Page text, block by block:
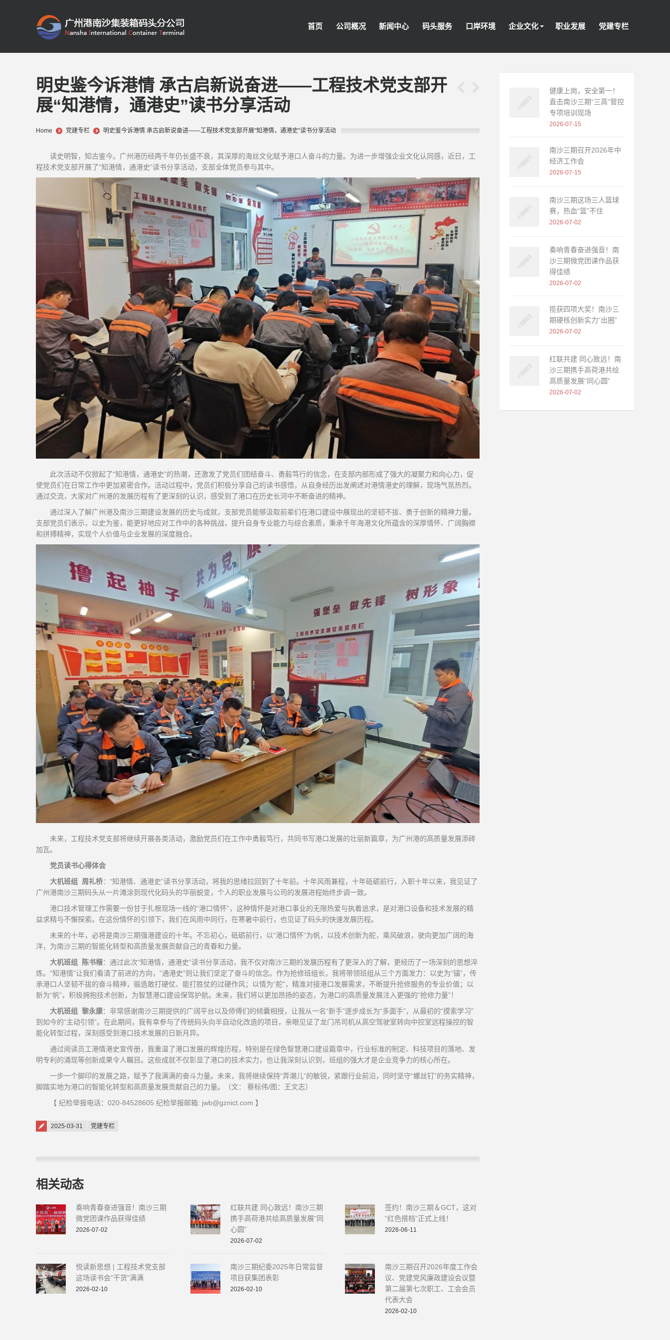
首页 公司概况 新闻中心 码头服务 口岸环境 企业文化 职业发展 党建专栏
明史鉴今诉港情 承古启新说奋进——工程技术党支部开
展“知港情，通港史”读书分享活动
You are here:
Home 党建专栏 明史鉴今诉港情 承古启新说奋进——工程技术党支部开展“知港情，通港史”读书分享活动
读史明智，知古鉴今。广州港历经两千年仍长盛不衰，其深厚的海丝文化赋予港口人奋斗的力量。为进一步增强企业文化认同感，近日，工
程技术党支部开展了“知港情，通港史”读书分享活动，支部全体党员参与其中。
此次活动不仅掀起了“知港情，通港史”的热潮，还激发了党员们团结奋斗、勇毅笃行的信念，在支部内部形成了强大的凝聚力和向心力，促
使党员们在日常工作中更加紧密合作。活动过程中，党员们积极分享自己的读书感悟，从自身经历出发阐述对港情港史的理解，现场气氛热烈。
通过交流，大家对广州港的发展历程有了更深刻的认识，感受到了港口在历史长河中不断奋进的精神。
通过深入了解广州港及南沙三期建设发展的历史与成就，支部党员能够汲取前辈们在港口建设中展现出的坚韧不拔、勇于创新的精神力量。
支部党员们表示，以史为鉴，能更好地应对工作中的各种挑战，提升自身专业能力与综合素质，秉承千年海港文化所蕴含的深厚情怀、广阔胸襟
和拼搏精神，实现个人价值与企业发展的深度融合。
未来，工程技术党支部将继续开展各类活动，激励党员们在工作中勇毅笃行，共同书写港口发展的壮丽新篇章，为广州港的高质量发展添砖
加瓦。
党员读书心得体会
大机班组 周礼桥：“知港情、通港史”读书分享活动，将我的思绪拉回到了十年前。十年风雨兼程，十年砥砺前行，入职十年以来，我见证了
广州港南沙三期码头从一片滩涂到现代化码头的华丽蜕变，个人的职业发展与公司的发展进程始终步调一致。
港口技术管理工作需要一份甘于扎根现场一线的“港口情怀”，这种情怀是对港口事业的无限热爱与执着追求，是对港口设备和技术发展的精
益求精与不懈探索。在这份情怀的引领下，我们在风雨中同行，在寒暑中前行，也见证了码头的快速发展历程。
未来的十年，必将是南沙三期强港建设的十年。不忘初心，砥砺前行，以“港口情怀”为帆，以技术创新为舵，乘风破浪，驶向更加广阔的海
洋，为南沙三期的智能化转型和高质量发展贡献自己的青春和力量。
大机班组 陈书楷：通过此次“知港情，通港史”读书分享活动，我不仅对南沙三期的发展历程有了更深入的了解，更经历了一场深刻的思想淬
炼。“知港情”让我们看清了前进的方向，“通港史”则让我们坚定了奋斗的信念。作为抢修班组长，我将带领班组从三个方面发力：以史为“锚”，传
承港口人坚韧不拔的奋斗精神，锻造敢打硬仗、能打胜仗的过硬作风；以情为“舵”，精准对接港口发展需求，不断提升抢修服务的专业价值；以
新为“帆”，积极拥抱技术创新，为智慧港口建设保驾护航。未来，我们将以更加昂扬的姿态，为港口的高质量发展注入更强的“抢修力量”！
大机班组 黎永康：非常感谢南沙三期提供的广阔平台以及师傅们的倾囊相授，让我从一名“新手”逐步成长为“多面手”，从最初的“摸索学习”
到如今的“主动引领”。在此期间，我有幸参与了传统码头向半自动化改造的项目，亲眼见证了龙门吊司机从高空驾驶室转向中控室远程操控的智
能化转型过程，深刻感受到港口技术发展的日新月异。
通过阅读员工港情港史宣传册，我重温了港口发展的辉煌历程，特别是在绿色智慧港口建设篇章中，行业标准的制定、科技项目的落地、发
明专利的涌现等创新成果令人瞩目。这些成就不仅彰显了港口的技术实力，也让我深刻认识到，班组的强大才是企业竞争力的核心所在。
一步一个脚印的发展之路，赋予了我满满的奋斗力量。未来，我将继续保持“弄潮儿”的敏锐，紧跟行业前沿，同时坚守“螺丝钉”的务实精神，
脚踏实地为港口的智能化转型和高质量发展贡献自己的力量。（文： 蔡标伟/图：王文志）
【 纪检举报电话：020-84528605 纪检举报邮箱: jwb@gznict.com 】
Posted on
2025-03-31 党建专栏
相关动态
奏响青春奋进强音！南沙三期
微党团课作品获得佳绩
2026-07-02
红联共建 同心致远！南沙三期
携手高荷港共绘高质量发展“同
心圆”
2026-07-02
签约！南沙三期＆GCT，这对
“红色搭档”正式上线！
2026-06-11
悦读新思想 | 工程技术党支部
这场读书会“干货”满满
2026-02-10
南沙三期纪委2025年日常监督
项目获集团表彰
2026-02-10
南沙三期召开2026年度工作会
议、党建党风廉政建设会议暨
第二届第七次职工、工会会员
代表大会
2026-02-10
健康上岗，安全第一！
直击南沙三期“三高”管控
专项培训现场
2026-07-15
南沙三期召开2026年中
经济工作会
2026-07-15
南沙三期这场三人篮球
赛，热血“篮”不住
2026-07-02
奏响青春奋进强音！南
沙三期微党团课作品获
得佳绩
2026-07-02
揽获四项大奖！南沙三
期硬核创新实力“出圈”
2026-07-02
红联共建 同心致远！南
沙三期携手高荷港共绘
高质量发展“同心圆”
2026-07-02